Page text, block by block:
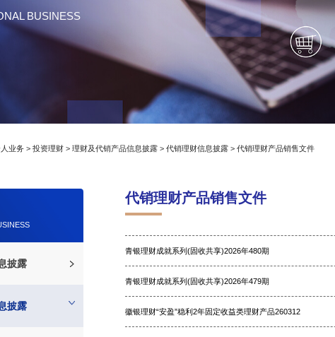
BUSINESS
业务 >投资理财 >理财及代销产品信息披露 >代销理财信息披露 >代销理财产品销售文件
披露
告
披露
代销理财产品销售文件
青银理财成就系列(固收共享)2026年480期
青银理财成就系列(固收共享)2026年479期
徽银理财“安盈”稳利2年固定收益类理财产品260312